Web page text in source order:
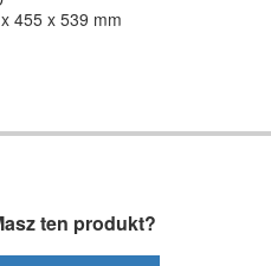
455 x 539 mm
ten produkt?